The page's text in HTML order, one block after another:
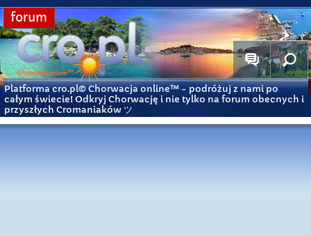
forum
Platforma cro.pl© Chorwacja online™ - podróżuj z nami po
całym świecie! Odkryj Chorwację i nie tylko na forum obecnych i
przyszłych Cromaniaków ツ